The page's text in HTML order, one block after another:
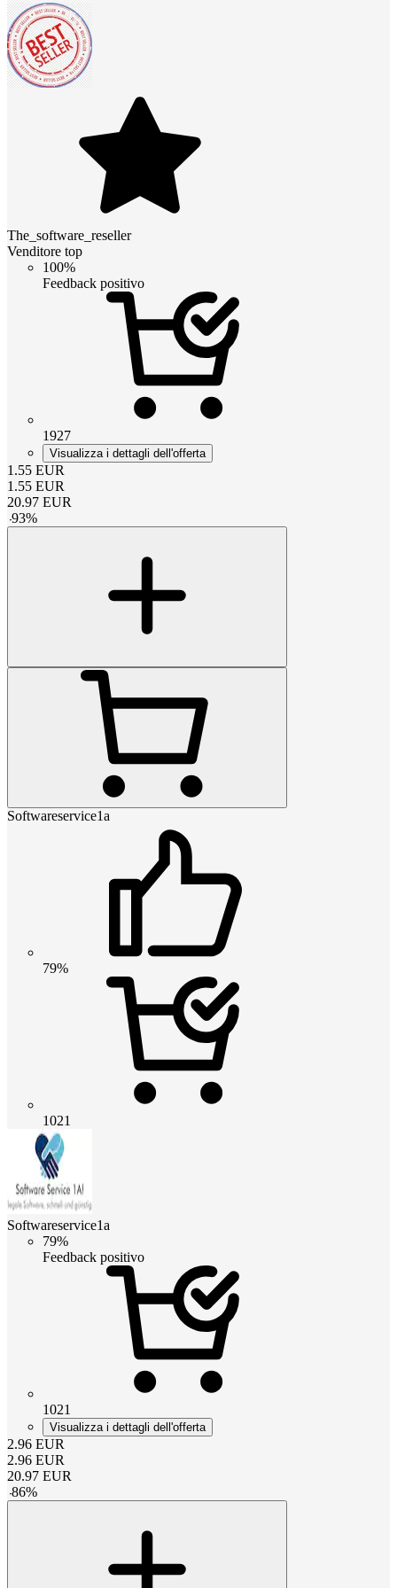
The_software_reseller
Venditore top
100%
Feedback positivo
1927
Visualizza i dettagli dell'offerta
1.55 EUR
1.55 EUR
20.97 EUR
-93%
Softwareservice1a
79%
1021
Softwareservice1a
79%
Feedback positivo
1021
Visualizza i dettagli dell'offerta
2.96 EUR
2.96 EUR
20.97 EUR
-86%